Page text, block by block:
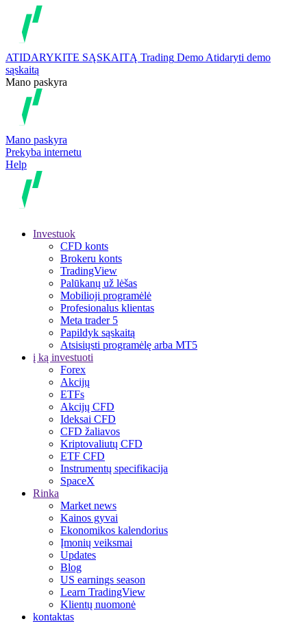
ATIDARYKITE SĄSKAITĄ Trading Demo Atidaryti demo
sąskaitą
Mano paskyra
Mano paskyra
Prekyba internetu
Help
Investuok
CFD konts
Brokeru konts
TradingView
Palūkanų už lėšas
Mobilioji programėlė
Profesionalus klientas
Meta trader 5
Papildyk sąskaitą
Atsisiųsti programėlę arba MT5
į ką investuoti
Forex
Akcijų
ETFs
Akcijų CFD
Ideksai CFD
CFD žaliavos
Kriptovaliutų CFD
ETF CFD
Instrumentų specifikacija
SpaceX
Rinka
Market news
Kainos gyvai
Ekonomikos kalendorius
Įmonių veiksmai
Updates
Blog
US earnings season
Learn TradingView
Klientų nuomonė
kontaktas